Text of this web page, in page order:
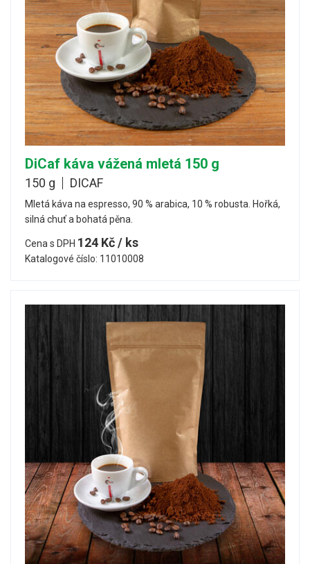
DiCaf káva vážená mletá 150 g
150 g DICAF
Mletá káva na espresso, 90 % arabica, 10 % robusta. Hořká,
silná chuť a bohatá pěna.
Cena s DPH 124 Kč / ks
Katalogové číslo: 11010008